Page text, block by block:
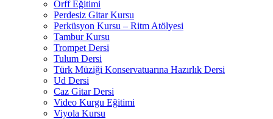
Orff Eğitimi
Perdesiz Gitar Kursu
Perküsyon Kursu – Ritm Atölyesi
Tambur Kursu
Trompet Dersi
Tulum Dersi
Türk Müziği Konservatuarına Hazırlık Dersi
Ud Dersi
Caz Gitar Dersi
Video Kurgu Eğitimi
Viyola Kursu